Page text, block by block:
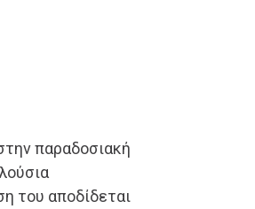
παραδοσιακή
του αποδίδεται